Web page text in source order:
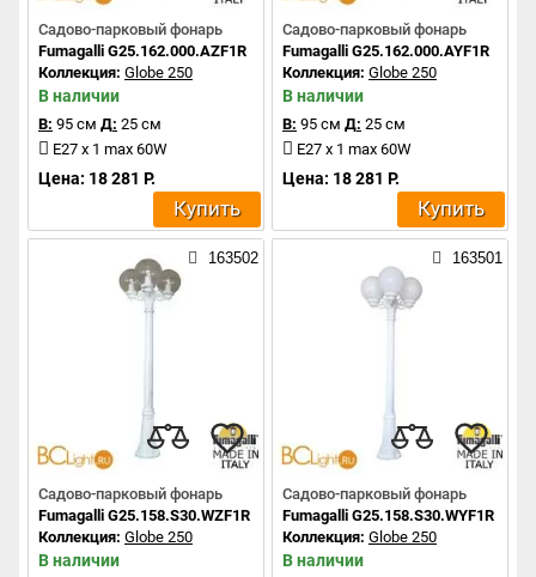
Садово-парковый фонарь
Fumagalli G25.162.000.AZF1R
Коллекция: Globe 250
В наличии
В: 95 см Д: 25 см
E27 x 1 max 60W
Цена: 18 281 Р.
Купить
Садово-парковый фонарь
Fumagalli G25.162.000.AYF1R
Коллекция: Globe 250
В наличии
В: 95 см Д: 25 см
E27 x 1 max 60W
Цена: 18 281 Р.
Купить
163502
Садово-парковый фонарь
Fumagalli G25.158.S30.WZF1R
Коллекция: Globe 250
В наличии
163501
Садово-парковый фонарь
Fumagalli G25.158.S30.WYF1R
Коллекция: Globe 250
В наличии